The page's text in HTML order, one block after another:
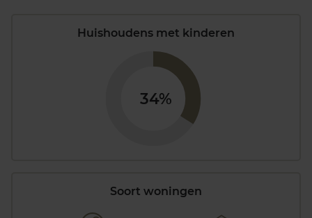
Huishoudens met kinderen
34%
Soort woningen